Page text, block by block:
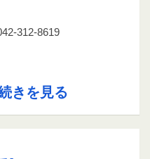
312-8619
きを見る